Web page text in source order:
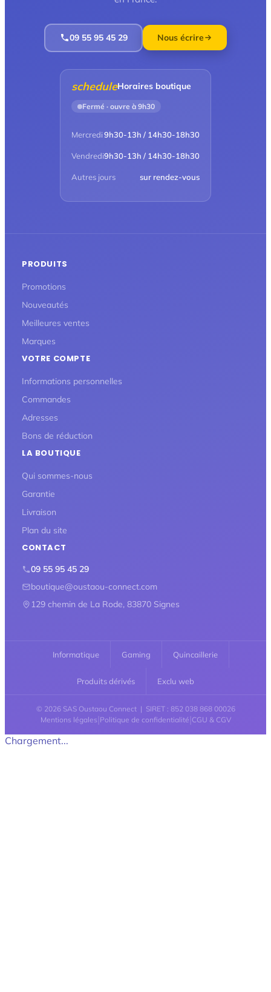
09 55 95 45 29 Nous écrire
scheduleHoraires boutique
Fermé · ouvre à 9h30
Mercredi9h30-13h / 14h30-18h30
Vendredi9h30-13h / 14h30-18h30
Autres jours sur rendez-vous
PRODUITS
Promotions
Nouveautés
Meilleures ventes
Marques
VOTRE COMPTE
Informations personnelles
Commandes
Adresses
Bons de réduction
LA BOUTIQUE
Qui sommes-nous
Garantie
Livraison
Plan du site
CONTACT
09 55 95 45 29
boutique@oustaou-connect.com
129 chemin de La Rode, 83870 Signes
Informatique Gaming Quincaillerie
Produits dérivés Exclu web
© 2026 SAS Oustaou Connect | SIRET : 852 038 868 00026
Mentions légales |Politique de confidentialité |CGU & CGV
Chargement...